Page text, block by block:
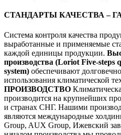
СТАНДАРТЫ КАЧЕСТВА –
Система контроля качества
выработанные и применяемые
каждой единицы продукции.
производства (Loriot Five-steps
system) обеспечивают
использования климатической
ПРОИЗВОДСТВО
производится на крупнейших
и странах СНГ. Нашими
являются международные
Group, AUX Group, Ижевский